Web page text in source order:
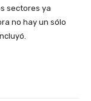
sectores ya
no hay un sólo